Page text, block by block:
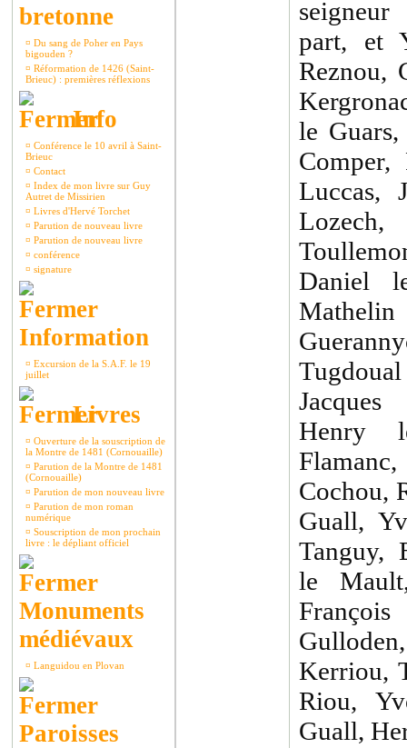
bretonne
¤ Du sang de Poher en Pays
bigouden ?
¤ Réformation de 1426 (Saint-
Brieuc) : premières réflexions
Info
¤ Conférence le 10 avril à Saint-
Brieuc
¤ Contact
¤ Index de mon livre sur Guy
Autret de Missirien
¤ Livres d'Hervé Torchet
¤ Parution de nouveau livre
¤ Parution de nouveau livre
¤ conférence
¤ signature
Information
¤ Excursion de la S.A.F. le 19
juillet
Livres
¤ Ouverture de la souscription de
la Montre de 1481 (Cornouaille)
¤ Parution de la Montre de 1481
(Cornouaille)
¤ Parution de mon nouveau livre
¤ Parution de mon roman
numérique
¤ Souscription de mon prochain
livre : le dépliant officiel
Monuments
médiévaux
¤ Languidou en Plovan
Paroisses
part, et
Reznou,
le Guars,
Luccas,
Lozech,
Daniel
Henry
Cochou,
Guall,
Tanguy,
le
Kerriou,
Riou,
Guall,